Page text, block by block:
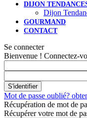
DIJON
Dijon
GOURMAND
CONTACT
Se connecter
Bienvenue ! Connectez-
Mot de passe oublié?
Récupération de mot de
Récupérer votre mot de